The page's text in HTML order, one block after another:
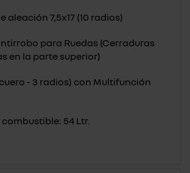
aleación 7,5x17 (10 radios)
para Ruedas (Cerraduras
en la parte superior)
- 3 radios) con Multifunción
54 Ltr.